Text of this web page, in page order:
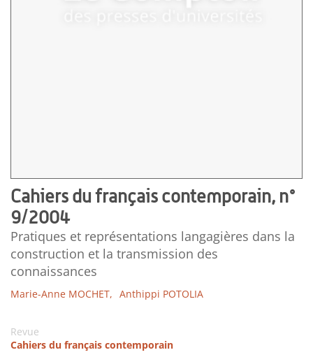
Cahiers du français contemporain, n°
9/2004
Pratiques et représentations langagières dans la
construction et la transmission des
connaissances
Marie-Anne MOCHET, Anthippi POTOLIA
Revue
Cahiers du français contemporain